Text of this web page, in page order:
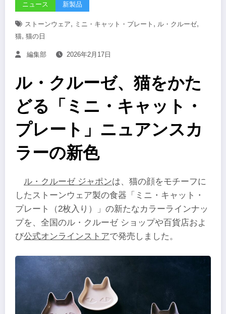
ニュース 新製品
ストーンウェア, ミニ・キャット・プレート , ル・クルーゼ,
猫, 猫の日
編集部 2026年2月17日
ル・クルーゼ、猫をかた
どる「ミニ・キャット・
プレート」ニュアンスカ
ラーの新色
ル・クルーゼ ジャポンは、猫の顔をモチーフに
したストーンウェア製の食器「ミニ・キャット・
プレート（2枚入り）」の新たなカラーラインナッ
プを、全国のル・クルーゼ ショップや百貨店およ
び公式オンラインストアで発売しました。